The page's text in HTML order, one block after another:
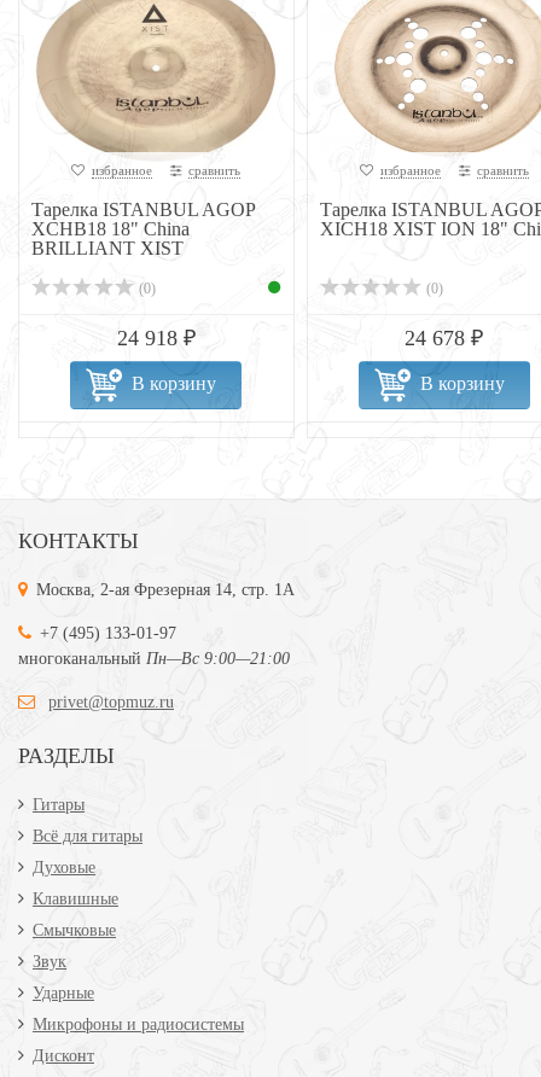
избранное сравнить
Тарелка ISTANBUL AGOP
XCHB18 18" China
BRILLIANT XIST
(0)
24 918 ₽
В корзину
избранное сравнить
Тарелка ISTANBUL
XICH18 XIST ION 18"
(0)
24 678 ₽
В корзину
КОНТАКТЫ
Москва, 2-ая Фрезерная 14, стр. 1А
+7 (495) 133-01-97
многоканальный Пн—Вс 9:00—21:00
privet@topmuz.ru
РАЗДЕЛЫ
Гитары
Всё для гитары
Духовые
Клавишные
Смычковые
Звук
Ударные
Микрофоны и радиосистемы
Дисконт